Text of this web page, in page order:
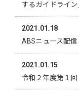
するガイドライ
2021.01.18
ABSニュース配
2021.01.15
令和２年度第１